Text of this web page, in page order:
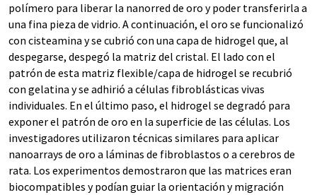
polímero para liberar la nanorred de oro y poder transferirla a
una fina pieza de vidrio. A continuación, el oro se funcionalizó
con cisteamina y se cubrió con una capa de hidrogel que, al
despegarse, despegó la matriz del cristal. El lado con el
patrón de esta matriz flexible/capa de hidrogel se recubrió
con gelatina y se adhirió a células fibroblásticas vivas
individuales. En el último paso, el hidrogel se degradó para
exponer el patrón de oro en la superficie de las células. Los
investigadores utilizaron técnicas similares para aplicar
nanoarrays de oro a láminas de fibroblastos o a cerebros de
rata. Los experimentos demostraron que las matrices eran
biocompatibles y podían guiar la orientación y migración